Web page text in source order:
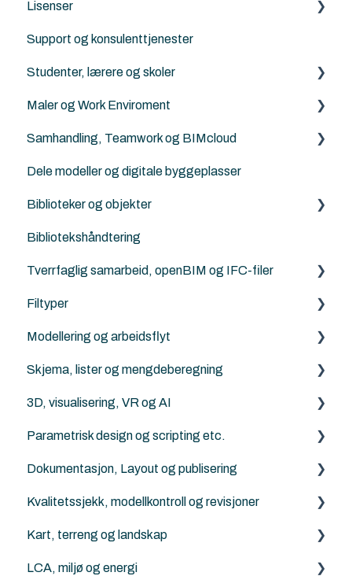
Archicad
Nordic Tools
ArchiFrame
Solibri
Architerra
Goodies for Archicad
Land4
Norkart
Lisenser
Archicad
Archicad Cloud licenser
ArchiFrame
Support og konsulenttjenester
Studenter, lærere og skoler
Archicad BIM norsktilpasset for studenter, lærere
Maler og Work Enviroment
Maler
Attributter
Work Enviroment
Migrerering mellom versjoner
Samhandling, Teamwork og BIMcloud
Generelt
Feilsøking
Rutiner
Andre samhandlingsløsninger
Dele modeller og digitale byggeplasser
Biblioteker og objekter
Egendefinerte objekter
Norske tilleggs objekt-bibiloteker
Archicad standard biblioteker
Bibliotekshåndtering
Tverrfaglig samarbeid, openBIM og IFC-filer
IFC generelt
Archicad
Revit
Solibri
IFC Viewers/Verktøy
Filtyper
PDF
DXF/DWG File (.dxf, .dwg)
Punktsky
FBX (.fbx)
Archicad filtyper (.pln, .pla, .tpl and .mod etc.)
KOF
Modellering og arbeidsflyt
Archicad
ArchiFrame
Skjema, lister og mengdeberegning
Archicad
Solibri
3D, visualisering, VR og AI
Archicad
Twinmotion
AI Visualizer
Parametrisk design og scripting etc.
Python for Archicad
PARAM-O for Archicad
Rhino - Grasshopper
Dokumentasjon, Layout og publisering
Archicad
Kvalitetssjekk, modellkontroll og revisjoner
Solibri
Archicad
Kart, terreng og landskap
Generelt om terreng, kart og Mesh-verktøyet
LCA, miljø og energi